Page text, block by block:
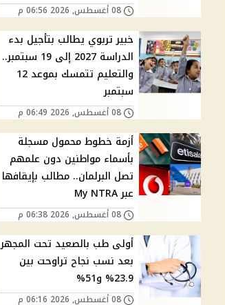
08 أغسطس, 2026 06:56 م
خبير تربوي يطالب بتأجيل بدء
الدراسة 2027 إلى 19 سبتمبر..
والتعليم تتمسك بموعد 12
سبتمبر
08 أغسطس, 2026 06:49 م
أزمة خطوط محمول مسجلة
بأسماء مواطنين دون علمهم
تصل البرلمان.. مطالب بإيقافها
عبر My NTRA
08 أغسطس, 2026 06:38 م
أولى طب بالصعيد تحت المجهر
بعد نسب نجاح تراوحت بين
23.9% و51%
08 أغسطس, 2026 06:16 م